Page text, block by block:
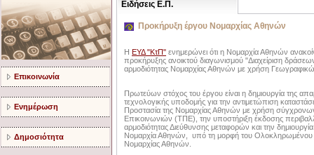
Επικοινωνία
Ενημέρωση
Δημοσιότητα
Ειδήσεις Ε.Π.
Προκήρυξη έργου Νομαρχίας Αθηνών
Η ΕΥΔ "ΚτΠ" ενημερώνει ότι η Νομαρχία Αθηνών
προκήρυξης ανοικτού διαγωνισμού "Διαχείριση
αρμοδιότητας Νομαρχίας Αθηνών με χρήση
Πρωτεύων στόχος του έργου είναι η δημιουργία της
τεχνολογικής υποδομής για την αντιμετώπιση
Προστασία της Νομαρχίας Αθηνών με χρήση
Επικοινωνιών (ΤΠΕ), την υποστήριξη έκδοσης
αρμοδιότητας Διεύθυνσης μεταφορών και την
Νομαρχία Αθηνών, υπό τη μορφή του Ολοκληρωμένου
Νομαρχίας Αθηνών.